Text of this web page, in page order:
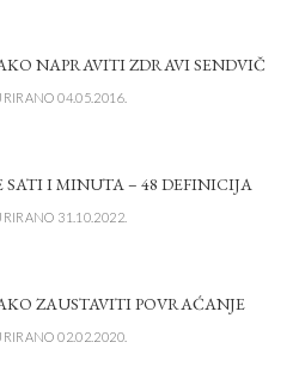
NAPRAVITI ZDRAVI SENDVIČ
04.05.2016.
SATI I MINUTA – 48 DEFINICIJA
31.10.2022.
ZAUSTAVITI POVRAĆANJE
02.02.2020.